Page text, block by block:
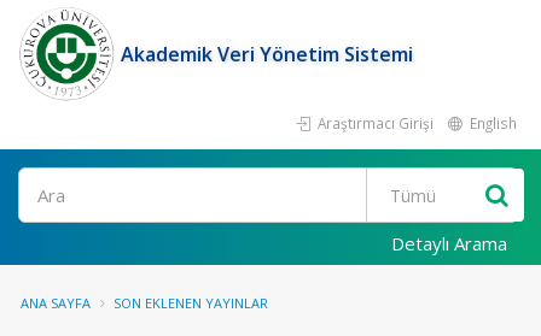
Akademik Veri Yönetim Sistemi
Araştırmacı Girişi English
Ara
Detaylı Arama
ANA SAYFA SON EKLENEN YAYINLAR